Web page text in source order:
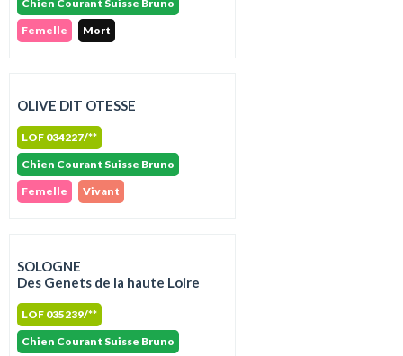
Chien Courant Suisse Bruno
Femelle
Mort
OLIVE DIT OTESSE
LOF 034227/**
Chien Courant Suisse Bruno
Femelle
Vivant
SOLOGNE
Des Genets de la haute Loire
LOF 035239/**
Chien Courant Suisse Bruno